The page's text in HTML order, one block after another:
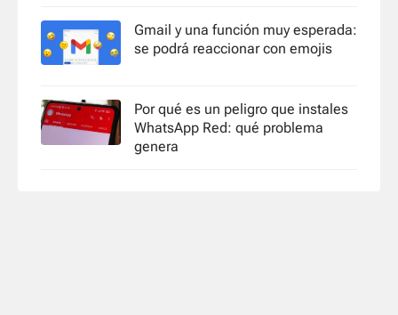
Gmail y una función muy esperada:
se podrá reaccionar con emojis
Por qué es un peligro que instales
WhatsApp Red: qué problema
genera